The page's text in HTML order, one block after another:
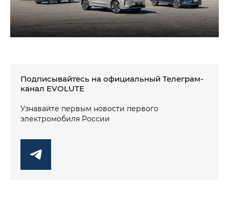
Подписывайтесь на официальный Телеграм-
канал EVOLUTE
Узнавайте первым новости первого
электромобиля России